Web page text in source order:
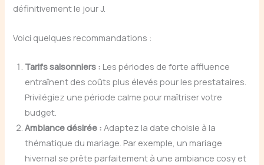
définitivement le jour J.
Voici quelques recommandations :
Tarifs saisonniers : Les périodes de forte affluence
entraînent des coûts plus élevés pour les prestataires.
Privilégiez une période calme pour maîtriser votre
budget.
Ambiance désirée : Adaptez la date choisie à la
thématique du mariage. Par exemple, un mariage
hivernal se prête parfaitement à une ambiance cosy et